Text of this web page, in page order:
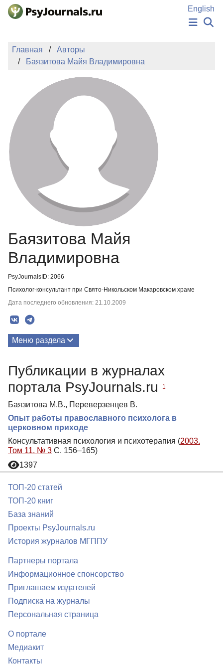
Перейти к основному содержанию
English
ИЗДАНИЯ
АВТОРЫ
ПОДАТЬ РУКОПИСЬ
БАЗА ЗНАНИЙ
КЛЮЧЕВЫЕ СЛОВА
Регистрация
Главная
Авторы
Баязитова Майя Владимировна
Баязитова Майя
Владимировна
PsyJournalsID: 2066
Психолог-консультант при Свято-Никольском Макаровском храме
Дата последнего обновления: 21.10.2009
Меню раздела
Публикации в журналах
портала PsyJournals.ru
1
Баязитова М.В., Переверзенцев В.
Опыт работы православного психолога в
церковном приходе
Консультативная психология и психотерапия (2003.
Том 11. № 3 С. 156–165)
1397
ТОП-20 статей
ТОП-20 книг
База знаний
Проекты PsyJournals.ru
История журналов МГППУ
Партнеры портала
Информационное спонсорство
Приглашаем издателей
Подписка на журналы
Персональная страница
О портале
Медиакит
Контакты